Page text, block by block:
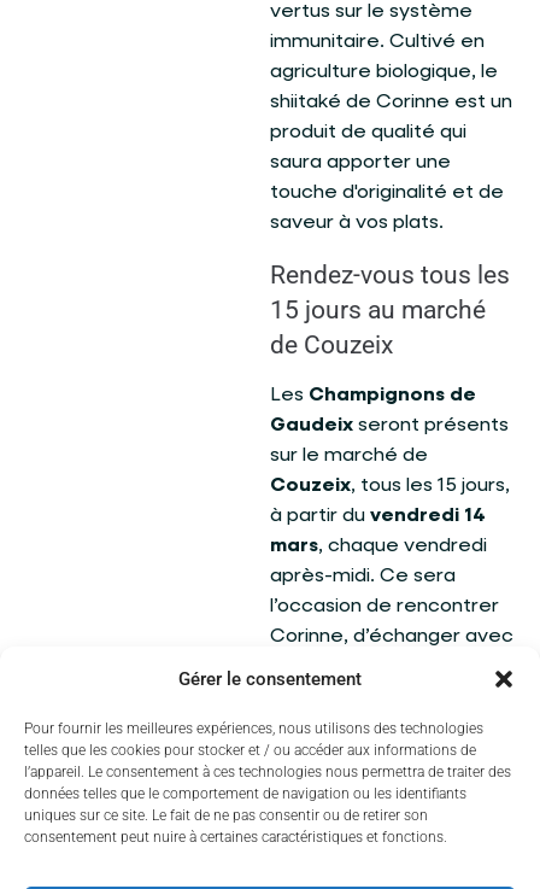
Gérer le consentement
Pour fournir les meilleures expériences, nous utilisons des technologies
telles que les cookies pour stocker et / ou accéder aux informations de
l’appareil. Le consentement à ces technologies nous permettra de traiter des
données telles que le comportement de navigation ou les identifiants
uniques sur ce site. Le fait de ne pas consentir ou de retirer son
consentement peut nuire à certaines caractéristiques et fonctions.
vertus sur le système
immunitaire. Cultivé en
agriculture biologique, le
shiitaké de Corinne est un
produit de qualité qui
saura apporter une
touche d'originalité et de
saveur à vos plats.
Rendez-vous tous les
15 jours au marché
de Couzeix
Les Champignons de
Gaudeix seront présents
sur le marché de
Couzeix, tous les 15 jours,
à partir du vendredi 14
mars, chaque vendredi
après-midi. Ce sera
l’occasion de rencontrer
Corinne, d’échanger avec
elle sur sa passion pour la
et de repartir avec des
shiitakés biopour
agrémenter vos
recettes.